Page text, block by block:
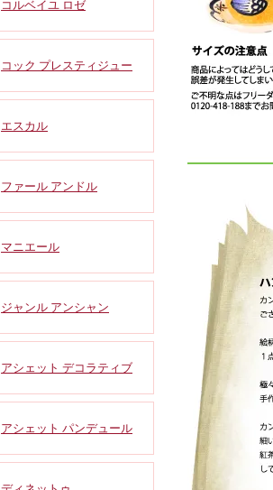
コルベイユ ロゼ
コック プレスティジュー
エスカル
ファール アンドル
マニエール
ジャンル アンシャン
アシェット デコラティブ
アシェット パンデュール